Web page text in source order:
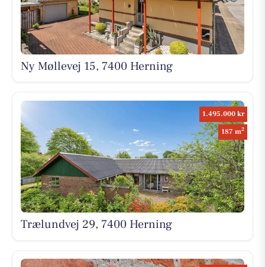
Ny Møllevej 15, 7400 Herning
1.495.000 kr
187 m2
Trælundvej 29, 7400 Herning